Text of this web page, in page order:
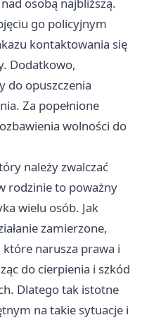
osobą najbliższą.
go policyjnym
kontaktowania się
Dodatkowo,
do opuszczenia
Za popełnione
wolności do
należy zwalczać
rodzinie to poważny
wielu osób. Jak
zamierzone,
które narusza prawa i
do cierpienia i szkód
Dlatego tak istotne
na takie sytuacje i